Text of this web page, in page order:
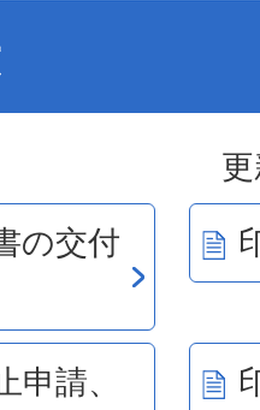
の交付
申請、